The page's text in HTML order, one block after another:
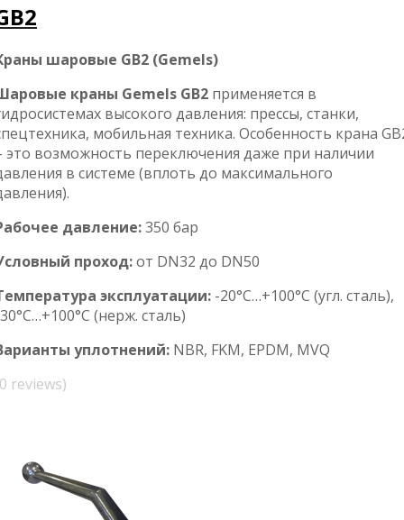
шаровые GB2 (Gemels)
краны Gemels GB2 применяется в
высокого давления: прессы, станки,
мобильная техника. Особенность крана
это возможность переключения даже при наличии
в системе (вплоть до максимального
давление:350 бар
проход:от DN32 до DN50
эксплуатации: -20°С…+100°С (угл. сталь),
(нерж. сталь)
уплотнений: NBR, FKM, EPDM, MVQ
reviews)